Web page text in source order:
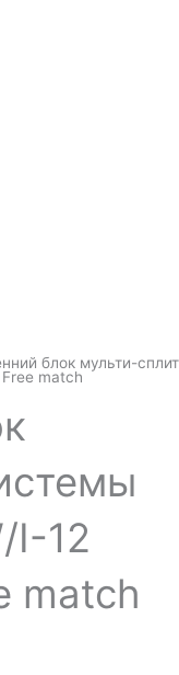
блок мульти-сплит
match
I-12
match